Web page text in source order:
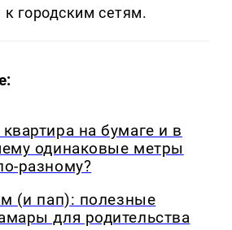
к городским сетям.
на бумаге и в
одинаковые метры
разному?
(и пап): полезные
для родительства